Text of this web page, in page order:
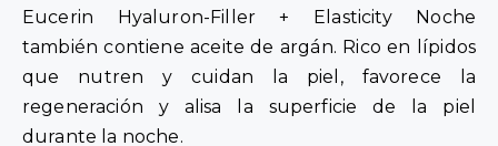
Eucerin Hyaluron-Filler + Elasticity Noche
también contiene aceite de argán. Rico en lípidos
que nutren y cuidan la piel, favorece la
regeneración y alisa la superficie de la piel
durante la noche.